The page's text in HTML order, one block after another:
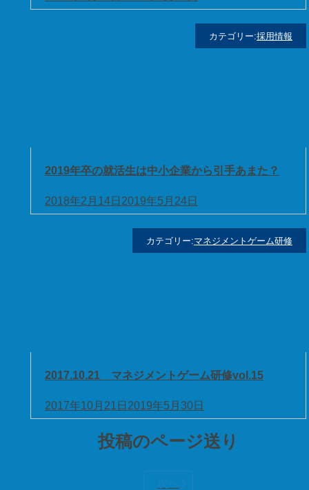
カテゴリー:採用情報
2019年卒の就活生は中小企業から引手あまた？
2018年2月14日 2019年5月24日
カテゴリー:マネジメントゲーム研修
2017.10.21 マネジメントゲーム研修vol.15
2017年10月21日 2019年5月30日
投稿のページ送り
次へ